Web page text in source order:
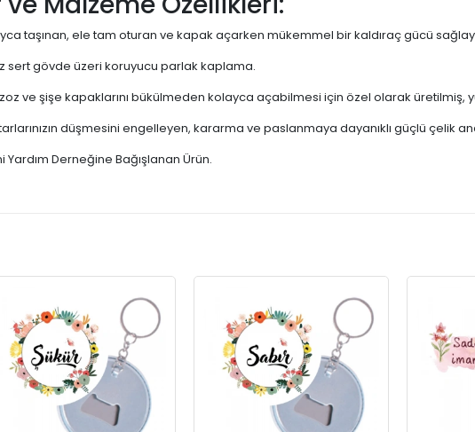
taşınan, ele tam oturan ve kapak açarken mükemmel bir kaldıraç gücü
sert gövde üzeri koruyucu parlak kaplama.
ve şişe kapaklarını bükülmeden kolayca açabilmesi için özel olarak üretilmiş,
düşmesini engelleyen, kararma ve paslanmaya dayanıklı güçlü çelik
Yardım Derneğine Bağışlanan Ürün.